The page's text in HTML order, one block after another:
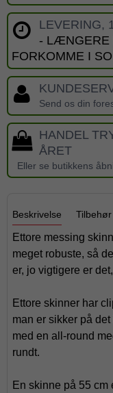
LEVERING,
- LÆNGERE
FORKOMME I
Send os din
HANDEL
ÅRET
Eller se butikkens
Beskrivelse
Ettore messing
meget robuste, så
er, jo vigtigere er
Ettore skinner har
man er sikker på
med en all-round
rundt.
En skinne på 55 cm